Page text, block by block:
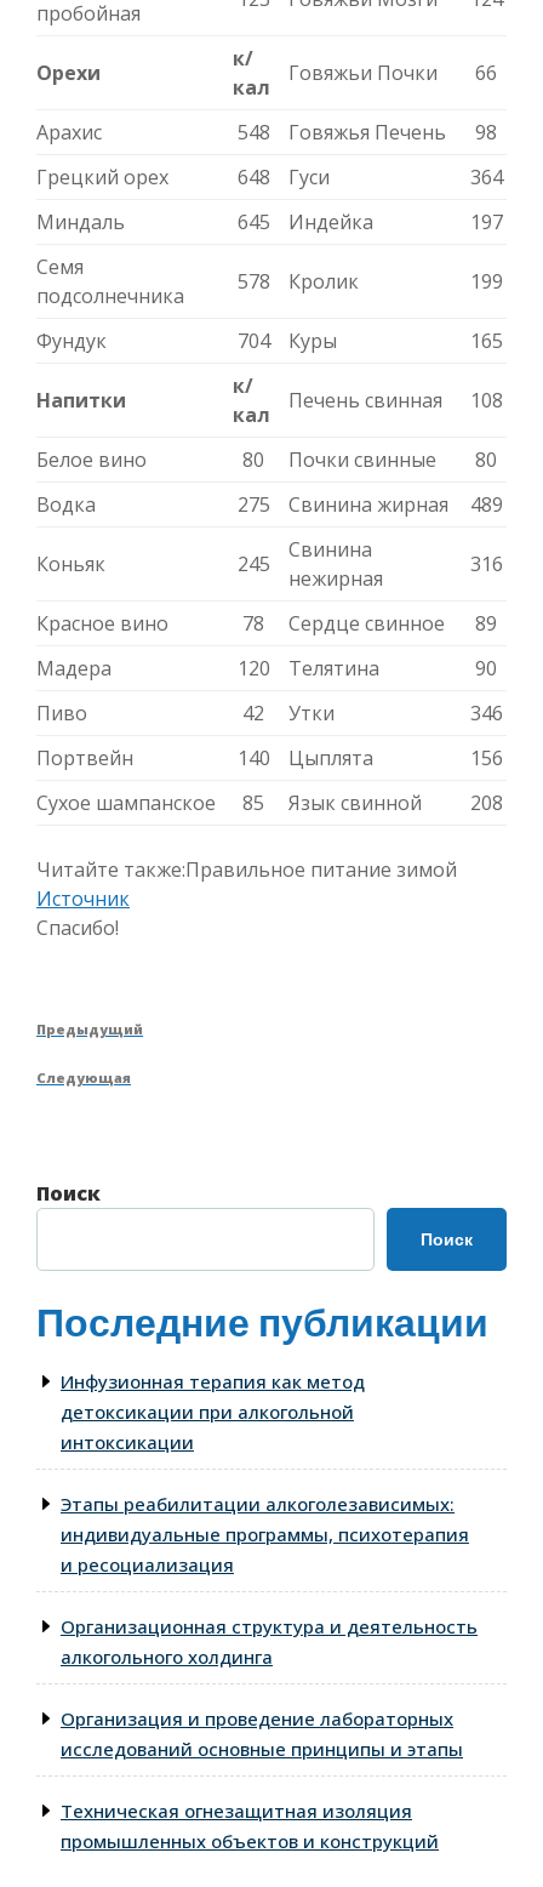
пробойная
Орехи
к/
кал
Говяжьи Почки 66
Арахис 548 Говяжья Печень
98
Грецкий орех
648 Гуси
364
Миндаль
645 Индейка
197
Семя
подсолнечника
578 Кролик 199
Фундук 704 Куры 165
Напитки
к/
кал
Печень свинная 108
Белое вино 80 Почки свинные
80
Водка
275 Свинина жирная 489
Коньяк 245
Свинина
нежирная
316
Красное вино 78 Сердце свинное
89
Мадера
120 Телятина
90
Пиво
42 Утки
346
Портвейн
140 Цыплята
156
Сухое шампанское
85 Язык свинной 208
Читайте также:Правильное питание зимой
Источник
Спасибо!
Навигация
по
записям
Предыдущая
Предыдущий
Следующая
Следующая
Поиск
Поиск
Последние публикации
Инфузионная терапия как метод
детоксикации при алкогольной
интоксикации
Этапы реабилитации алкоголезависимых:
индивидуальные программы, психотерапия
и ресоциализация
Организационная структура и деятельность
алкогольного холдинга
Организация и проведение лабораторных
исследований основные принципы и этапы
Техническая огнезащитная изоляция
промышленных объектов и конструкций